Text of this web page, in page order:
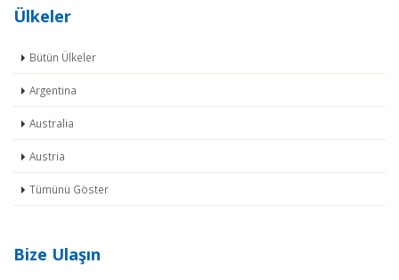
Ülkeler
Bütün Ülkeler
Argentina
Australia
Austria
Tümünü Göster
Bize Ulaşın